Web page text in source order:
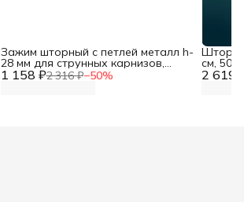
1 158 ₽2 316 ₽−50%
Зажим шторный с петлей металл h-
28 мм для струнных карнизов,
никель, 50 шт, Айрис 2 619
см, 50